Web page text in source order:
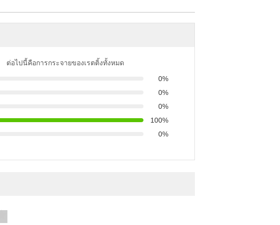
ต่อไปนี้คือการกระจายของเรตติ้งทั้งหมด
0%
0%
0%
100%
0%